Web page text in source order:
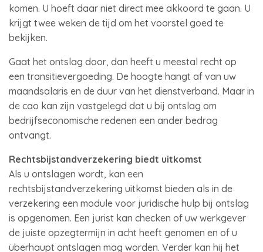
komen. U hoeft daar niet direct mee akkoord te gaan. U
krijgt twee weken de tijd om het voorstel goed te
bekijken.
Gaat het ontslag door, dan heeft u meestal recht op
een transitievergoeding. De hoogte hangt af van uw
maandsalaris en de duur van het dienstverband. Maar in
de cao kan zijn vastgelegd dat u bij ontslag om
bedrijfseconomische redenen een ander bedrag
ontvangt.
Rechtsbijstandverzekering biedt uitkomst
Als u ontslagen wordt, kan een
rechtsbijstandverzekering uitkomst bieden als in de
verzekering een module voor juridische hulp bij ontslag
is opgenomen. Een jurist kan checken of uw werkgever
de juiste opzegtermijn in acht heeft genomen en of u
überhaupt ontslagen mag worden. Verder kan hij het